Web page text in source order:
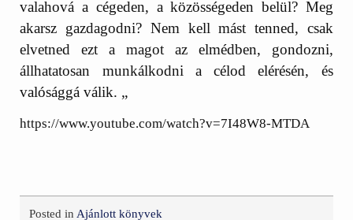
valahová a cégeden, a közösségeden belül? Meg
akarsz gazdagodni? Nem kell mást tenned, csak
elvetned ezt a magot az elmédben, gondozni,
állhatatosan munkálkodni a célod elérésén, és
valósággá válik. „
https://www.youtube.com/watch?v=7I48W8-MTDA
Posted inAjánlott könyvek